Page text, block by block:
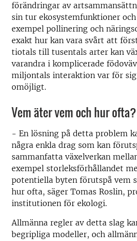
förändringar av
sin tur ekosystemfunktioner
exempel pollinering och
exakt hur kan vara svårt att
tiotals till tusentals arter kan
varandra i komplicerade
miljontals interaktion var för
omöjligt.
Vem äter vem och hur ofta?
- En lösning på detta problem
några enkla drag som kan
sammanfatta växelverkan
exempel storleksförhållandet
potentiella byten förutspå vem
hur ofta, säger Tomas Roslin,
institutionen för ekologi.
Allmänna regler av detta slag
begripliga modeller, och